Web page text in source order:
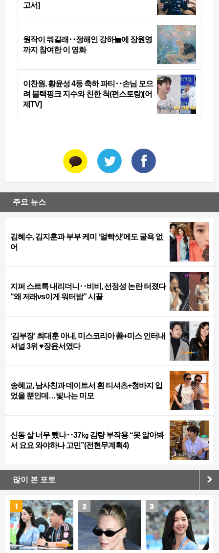
고서]
원작이 뭐길래‥정해인 강하늘에 장원영
까지 참여한 이 영화
이찬원, 황윤성 4등 축하 파티‥손님 모으
려 블랙핑크 지수와 친한 척(편스토랑)[어
제TV]
주요 뉴스
김혜수, 김지훈과 부부 케미 ‘얼빡샷’에도 굴욕 없
어
지퍼 스르륵 내리더니‥비비, 선정성 논란 터졌다
“왜 저래vs이게 워터밤” 시끌
‘김부장’ 최대훈 아내, 미스코리아 善+미스 인터내
셔널 3위 ♥장윤서였다
송혜교, 남사친과 데이트서 흰 티셔츠+청바지 입
었을 뿐인데…빛나는 미모
신동 살 너무 뺐나‥37㎏ 감량 부작용 “못 알아봐
서 요요 와야하나 고민”(전현무계획4)
많이 본 포토